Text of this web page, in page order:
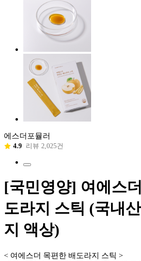
에스더포뮬러
4.9 리뷰 2,025건
[국민영양] 여에스
도라지 스틱 (국내
지 액상)
< 여에스더 목편한 배도라지 스틱 >